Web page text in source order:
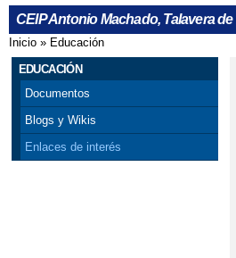
CEIP Antonio Machado, Talavera
Se encuentra usted
Inicio » Educación
EDUCACIÓN
Documentos
Blogs y Wikis
Enlaces de interés